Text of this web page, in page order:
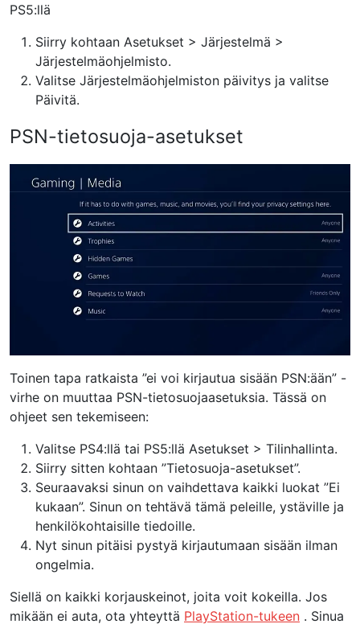
PS5:llä
Siirry kohtaan Asetukset > Järjestelmä >
Järjestelmäohjelmisto.
Valitse Järjestelmäohjelmiston päivitys ja valitse
Päivitä.
PSN-tietosuoja-asetukset
Toinen tapa ratkaista ”ei voi kirjautua sisään PSN:ään” -
virhe on muuttaa PSN-tietosuojaasetuksia. Tässä on
ohjeet sen tekemiseen:
Valitse PS4:llä tai PS5:llä Asetukset > Tilinhallinta.
Siirry sitten kohtaan ”Tietosuoja-asetukset”.
Seuraavaksi sinun on vaihdettava kaikki luokat ”Ei
kukaan”. Sinun on tehtävä tämä peleille, ystäville ja
henkilökohtaisille tiedoille.
Nyt sinun pitäisi pystyä kirjautumaan sisään ilman
ongelmia.
Siellä on kaikki korjauskeinot, joita voit kokeilla. Jos
mikään ei auta, ota yhteyttä PlayStation-tukeen . Sinua